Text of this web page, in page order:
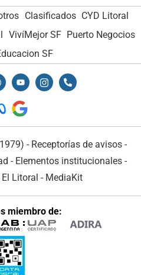
Clasificados CYD Litoral
VivíMejor SF Puerto Negocios
SF
- Receptorías de avisos -
- Elementos institucionales-
Litoral - MediaKit
miembro de: